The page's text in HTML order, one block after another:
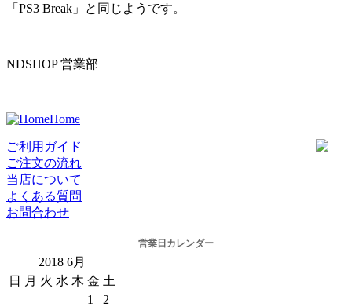
「PS3 Break」と同じようです。
NDSHOP 営業部
Home
ご利用ガイド
ご注文の流れ
当店について
よくある質問
お問合わせ
営業日カレンダー
2018 6月
日
月 火 水 木 金 土
1
2